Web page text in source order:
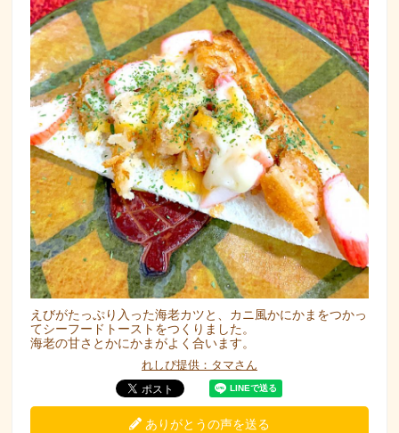
えびがたっぷり入った海老カツと、カニ風かにかまをつかっ
てシーフードトーストをつくりました。
海老の甘さとかにかまがよく合います。
れしぴ提供：タマさん
ありがとうの声を送る